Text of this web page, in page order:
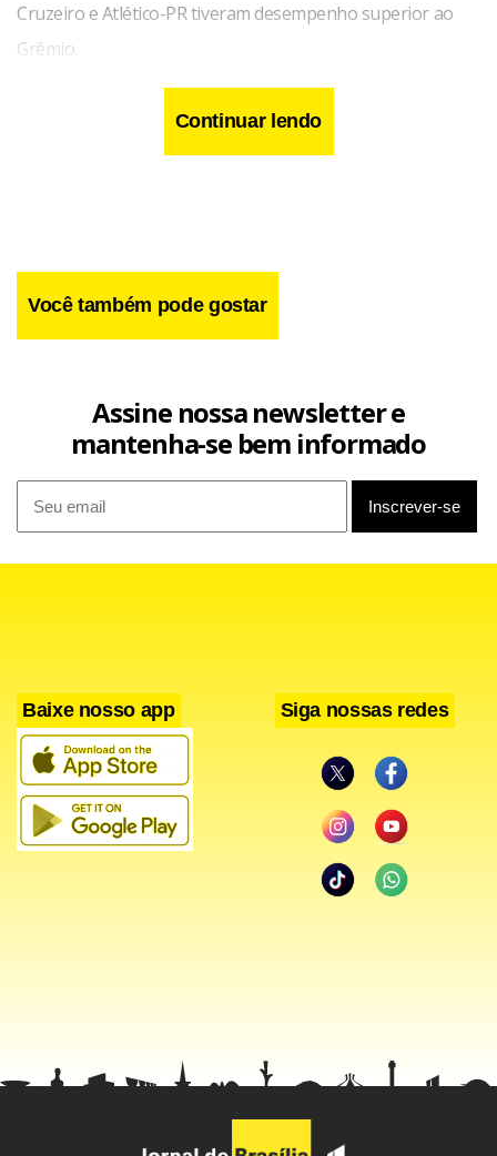
Cruzeiro e Atlético-PR tiveram desempenho superior ao
Grêmio.
Com a chegada de Renato, as vendas na loja oficial do clube
cresceram em 30%. Maior ídolo da torcida gremista, o
dezembro.
O provável vice de futebol gremista da próxima temporada,
Antônio Vicente Martins, acha prematuro tratar do
assunto neste momento, até porque as eleições
presidenciais ocorrerão na metade de outubro. Porém,
Continuar lendo
Você também pode gostar
Assine nossa newsletter e
mantenha-se bem informado
Baixe nosso app Siga nossas redes